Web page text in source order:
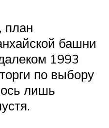
план
башни
1993
по выбору
лишь